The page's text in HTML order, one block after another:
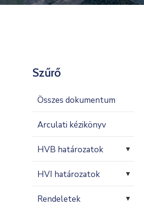
Szűrő
Összes dokumentum
Arculati kézikönyv
HVB határozatok ▼
HVI határozatok ▼
Rendeletek ▼